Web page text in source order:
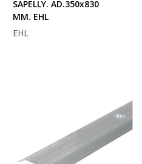
SAPELLY. AD.350x830
MM. EHL
EHL